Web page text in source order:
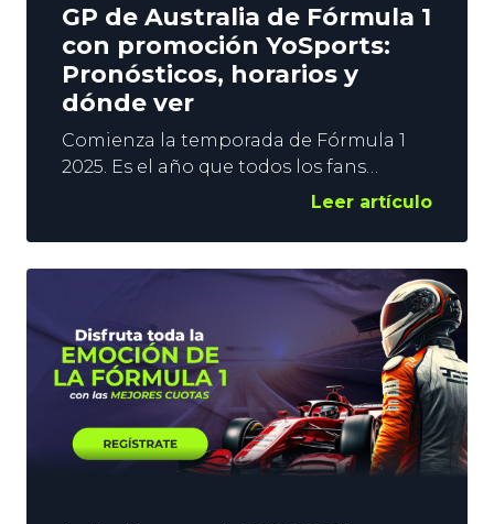
GP de Australia de Fórmula 1
con promoción YoSports:
Pronósticos, horarios y
dónde ver
Comienza la temporada de Fórmula 1
2025. Es el año que todos los fans
estaban esperando. Y es que este
igualados de la historia, con varios
candidatos al título final como Max
Verstappen, Lando Norris, Lewis
Hamilton, Charles Leclerc… y quién sabe
si Fernando Alonso y Carlos
Leer artículo